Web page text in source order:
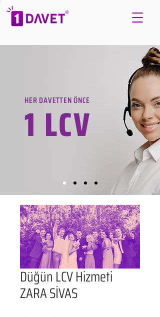
HER DAVETTEN ÖNCE
1 LCV
Düğün LCV Hizmeti
ZARA SİVAS